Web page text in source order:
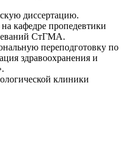
диссертацию.
кафедре пропедевтики
СтГМА.
переподготовку по
здравоохранения и
клиники